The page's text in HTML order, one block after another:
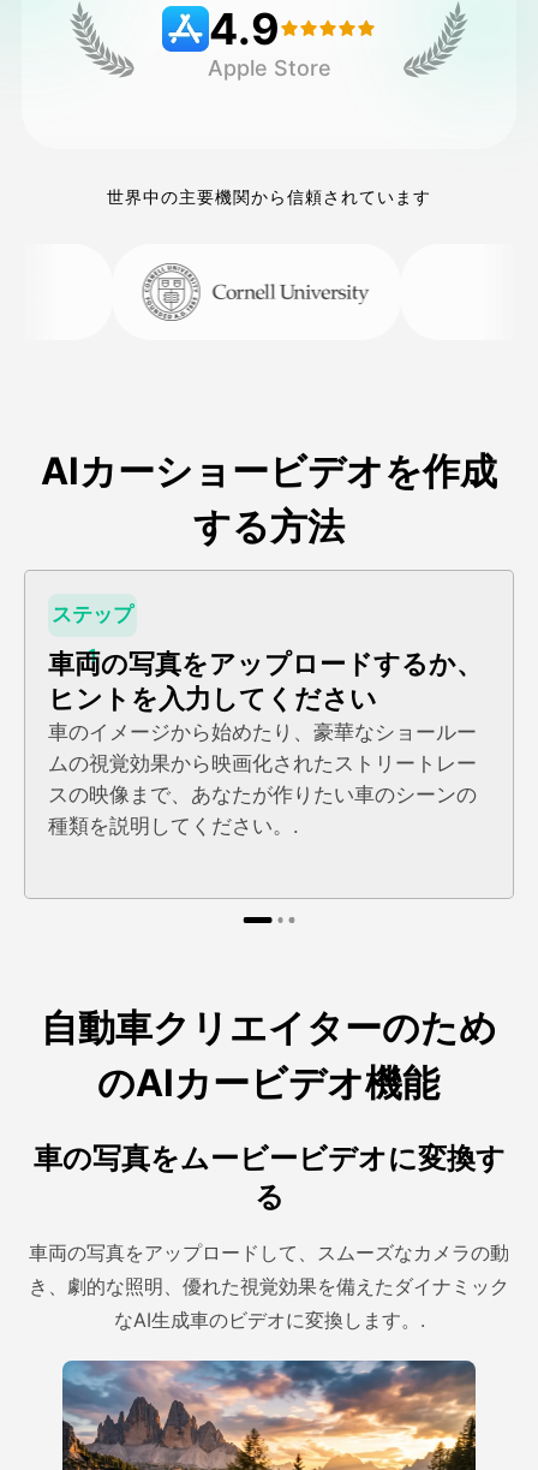
4.9
Apple Store
世界中の主要機関から信頼されています
AIカーショービデオを作成
する方法
ステップ
1
車両の写真をアップロードするか、
ヒントを入力してください
車のイメージから始めたり、豪華なショールー
ムの視覚効果から映画化されたストリートレー
スの映像まで、あなたが作りたい車のシーンの
種類を説明してください。.
自動車クリエイターのため
のAIカービデオ機能
車の写真をムービービデオに変換す
る
車両の写真をアップロードして、スムーズなカメラの動
き、劇的な照明、優れた視覚効果を備えたダイナミック
なAI生成車のビデオに変換します。.